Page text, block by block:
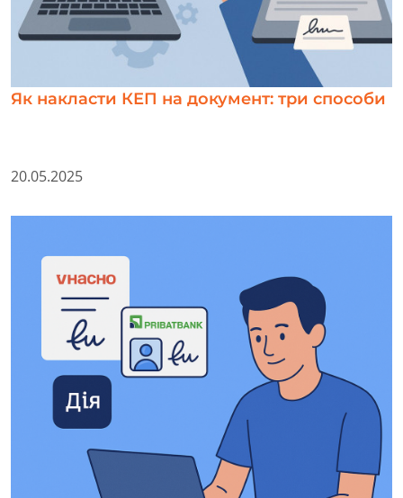
Як накласти КЕП на документ: три способи
20.05.2025